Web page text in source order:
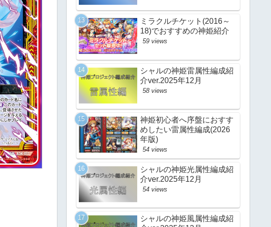
ミラクルチケット(2016～
18)でおすすめの神姫紹介
59 views
シャルの神姫雷属性編成紹
介ver.2025年12月
58 views
神姫初心者へ序盤におすす
めしたい雷属性編成(2026
年版)
54 views
シャルの神姫光属性編成紹
介ver.2025年12月
54 views
シャルの神姫風属性編成紹